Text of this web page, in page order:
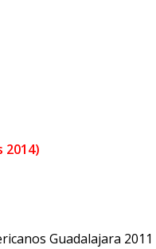
2014)
Guadalajara 2011